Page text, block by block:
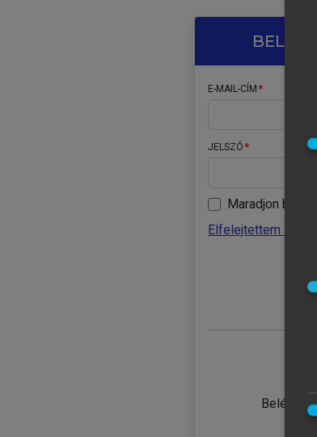
E-MAIL-CÍM
JELSZÓ
Maradjon
Elfelejtettem a
Belépés